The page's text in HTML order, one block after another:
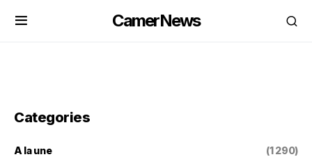
CamerNews
Categories
A la une (1 290)